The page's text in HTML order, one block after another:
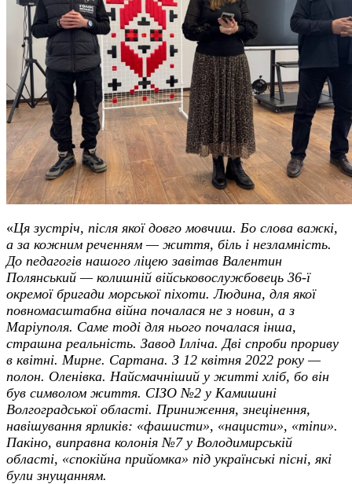
«Ця зустріч, після якої довго мовчиш. Бо слова важкі,
а за кожним реченням — життя, біль і незламність.
До педагогів нашого ліцею завітав Валентин
Полянський — колишній військовослужбовець 36-ї
окремої бригади морської піхоти. Людина, для якої
повномасштабна війна почалася не з новин, а з
Маріуполя. Саме тоді для нього почалася інша,
страшна реальність. Завод Ілліча. Дві спроби прориву
в квітні. Мирне. Сартана. З 12 квітня 2022 року —
полон. Оленівка. Найсмачніший у житті хліб, бо він
був символом життя. СІЗО №2 у Камишині
Волгоградської області. Приниження, знецінення,
навішування ярликів: «фашисти», «нацисти», «тіпи».
Пакіно, виправна колонія №7 у Володимирській
області, «спокійна прийомка» під українські пісні, які
були знущанням.